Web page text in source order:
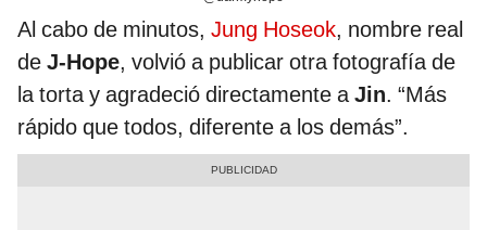
Al cabo de minutos, Jung Hoseok, nombre real
de J-Hope, volvió a publicar otra fotografía de
la torta y agradeció directamente aJin. “Más
rápido que todos, diferente a los demás”.